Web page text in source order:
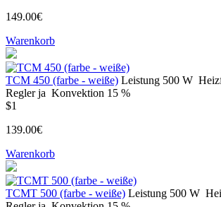
149.00€
Warenkorb
ТСМ 450 (farbe - weiße) Leistung 500 W
Regler ja Konvektion 15 %
$1
139.00€
Warenkorb
ТСМТ 500 (farbe - weiße) Leistung 500 W